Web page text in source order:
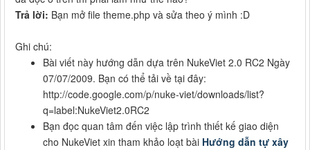
Trả lời: Bạn mở file theme.php và sửa theo ý mình :D
Ghi chú:
Bài viết này hướng dẫn dựa trên NukeViet 2.0 RC2 Ngày
07/07/2009. Bạn có thể tải về tại đây:
http://code.google.com/p/nuke-viet/downloads/list?
q=label:NukeViet2.0RC2
Bạn đọc quan tâm đến việc lập trình thiết kế giao diện
cho NukeViet xin tham khảo loạt bài Hướng dẫn tự xây